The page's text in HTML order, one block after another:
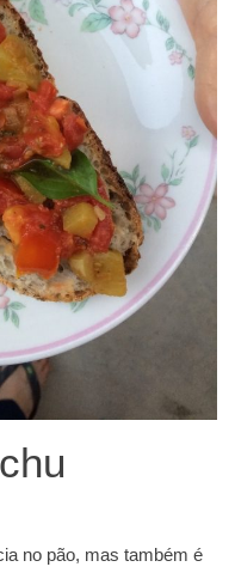
no pão, mas também é